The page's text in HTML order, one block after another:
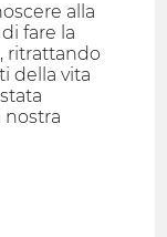
alla
fare la
ritrattando
della vita
nostra